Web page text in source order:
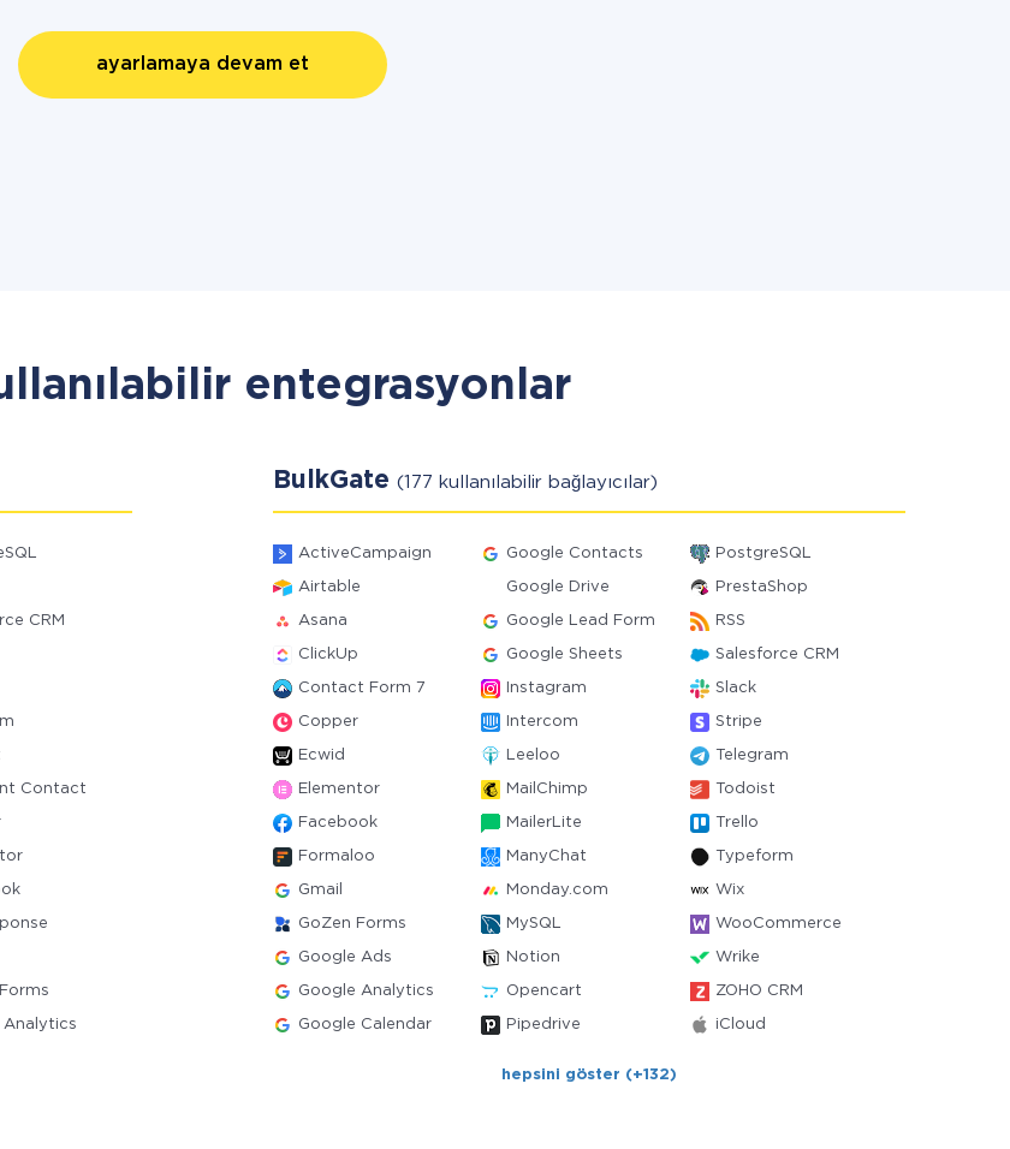
ayarlamaya devam et
entegrasyonlar
CRM
Contact
Analytics
BulkGate (177 kullanılabilir bağlayıcılar)
ActiveCampaign Google Contacts PostgreSQL
Airtable Google Drive PrestaShop
Asana Google Lead Form RSS
ClickUp Google Sheets Salesforce CRM
Contact Form 7 Instagram Slack
Copper Intercom Stripe
Ecwid Leeloo Telegram
Elementor MailChimp Todoist
Facebook MailerLite Trello
Formaloo ManyChat Typeform
Gmail Monday.com Wix
GoZen Forms MySQL WooCommerce
Google Ads Notion Wrike
Google Analytics Opencart ZOHO CRM
Google Calendar Pipedrive iCloud
hepsini göster (+132)